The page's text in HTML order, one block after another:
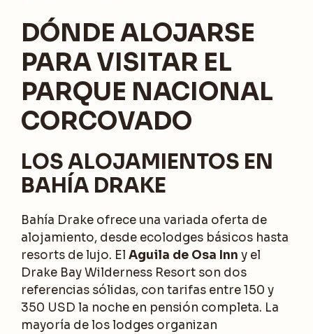
DÓNDE ALOJARSE
PARA VISITAR EL
PARQUE NACIONAL
CORCOVADO
LOS ALOJAMIENTOS EN
BAHÍA DRAKE
Bahía Drake ofrece una variada oferta de
alojamiento, desde ecolodges básicos hasta
resorts de lujo. El Aguila de Osa Inn y el
Drake Bay Wilderness Resort son dos
referencias sólidas, con tarifas entre 150 y
350 USD la noche en pensión completa. La
mayoría de los lodges organizan